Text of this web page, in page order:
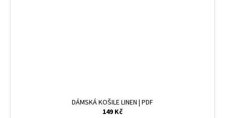
DÁMSKÁ KOŠILE LINEN | PDF
149 Kč